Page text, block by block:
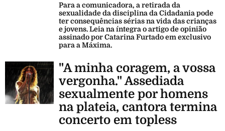
Para a comunicadora, a retirada da
sexualidade da disciplina da Cidadania pode
ter consequências sérias na vida das crianças
e jovens. Leia na íntegra o artigo de opinião
assinado por Catarina Furtado em exclusivo
para a Máxima.
"A minha coragem, a vossa
vergonha." Assediada
sexualmente por homens
na plateia, cantora termina
concerto em topless